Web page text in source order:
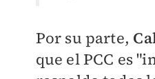
Por su parte,
que el PCC es